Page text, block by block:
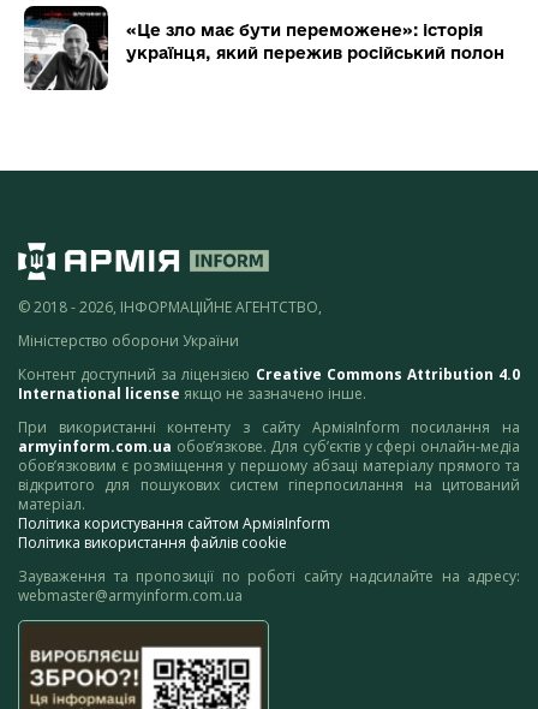
«Це зло має бути переможене»: історія
українця, який пережив російський полон
© 2018 - 2026, ІНФОРМАЦІЙНЕ АГЕНТСТВО,
Міністерство оборони України
Контент доступний за ліцензією Creative Commons Attribution 4.0
International license якщо не зазначено інше.
При використанні контенту з сайту АрміяInform посилання на
armyinform.com.ua обов’язкове. Для суб’єктів у сфері онлайн-медіа
обов’язковим є розміщення у першому абзаці матеріалу прямого та
відкритого для пошукових систем гіперпосилання на цитований
матеріал.
Політика користування сайтом АрміяInform
Політика використання файлів cookie
Зауваження та пропозиції по роботі сайту надсилайте на адресу:
webmaster@armyinform.com.ua